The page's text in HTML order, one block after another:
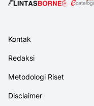
Kontak
Redaksi
Metodologi Riset
Disclaimer